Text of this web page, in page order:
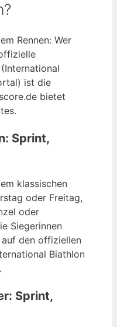
Rennen: Wer
ist die
bietet
Sprint,
klassischen
oder Freitag,
oder
Siegerinnen
auf den offiziellen
Biathlon
Sprint,